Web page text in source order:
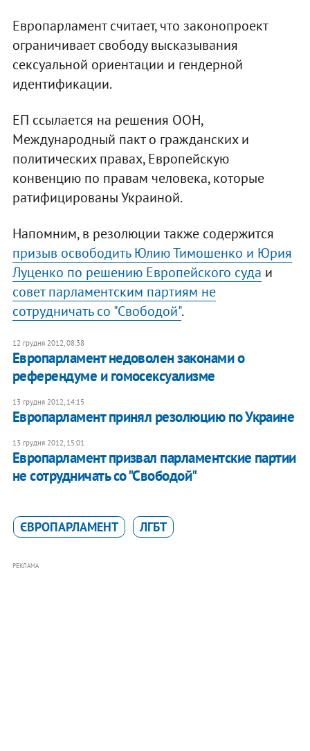
Европарламент считает, что законопроект
ограничивает свободу высказывания
сексуальной ориентации и гендерной
идентификации.
ЕП ссылается на решения ООН,
Международный пакт о гражданских и
политических правах, Европейскую
конвенцию по правам человека, которые
ратифицированы Украиной.
Напомним, в резолюции также содержится
призыв освободить Юлию Тимошенко и Юрия
Луценко по решению Европейского суда и
совет парламентским партиям не
сотрудничать со "Свободой".
12 грудня 2012, 08:38
Европарламент недоволен законами о
референдуме и гомосексуализме
13 грудня 2012, 14:15
Европарламент принял резолюцию по Украине
13 грудня 2012, 15:01
Европарламент призвал парламентские партии
не сотрудничать со "Свободой"
ЄВРОПАРЛАМЕНТ ЛГБТ
РЕКЛАМА